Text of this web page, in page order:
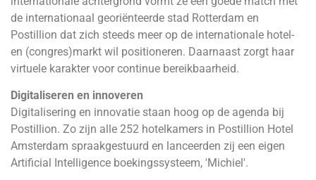
de internationaal georiënteerde stad Rotterdam en
Postillion dat zich steeds meer op de internationale hotel-
en (congres)markt wil positioneren. Daarnaast zorgt haar
virtuele karakter voor continue bereikbaarheid.
Digitaliseren en innoveren
Digitalisering en innovatie staan hoog op de agenda bij
Postillion. Zo zijn alle 252 hotelkamers in Postillion Hotel
Amsterdam spraakgestuurd en lanceerden zij een eigen
Artificial Intelligence boekingssysteem, 'Michiel'.